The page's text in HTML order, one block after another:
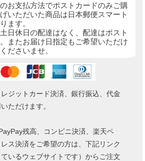
お支払方法でポストカードのみご購
いただいた商品は日本郵便スマート
ます。
日休日の配達はなく、配達はポスト
またお届け日指定もご希望いただけ
ださいませ。
ジットカード決済、銀行振込、代金
ただけます。
残高、コンビニ決済、楽天ペ
ス決済をご希望の方は、下記リンク
いるウェブサイトです）からご注文